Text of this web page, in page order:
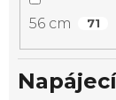
56 cm 71